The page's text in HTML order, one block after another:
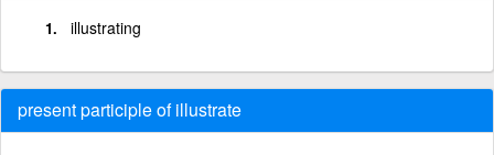
illustrating
present participle of illustrate